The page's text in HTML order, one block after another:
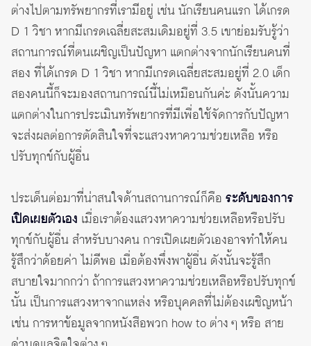
ต่างไปตามทรัพยากรที่เรามีอยู่ เช่น นักเรียนคนแรก ได้เกรด
D 1 วิชา หากมีเกรดเฉลี่ยสะสมเดิมอยู่ที่ 3.5 เขาย่อมรับรู้ว่า
สถานการณ์ที่ตนเผชิญเป็นปัญหา แตกต่างจากนักเรียนคนที่
สอง ที่ได้เกรด D 1 วิชา หากมีเกรดเฉลี่ยสะสมอยู่ที่ 2.0 เด็ก
สองคนนี้ก็จะมองสถานการณ์นี้ไม่เหมือนกันค่ะ ดังนั้นความ
แตกต่างในการประเมินทรัพยากรที่มีเพื่อใช้จัดการกับปัญหา
จะส่งผลต่อการตัดสินใจที่จะแสวงหาความช่วยเหลือ หรือ
ปรับทุกข์กับผู้อื่น
ประเด็นต่อมาที่น่าสนใจด้านสถานการณ์ก็คือ ระดับของการ
เปิดเผยตัวเอง เมื่อเราต้องแสวงหาความช่วยเหลือหรือปรับ
ทุกข์กับผู้อื่น สำหรับบางคน การเปิดเผยตัวเองอาจทำให้คน
รู้สึกว่าด้อยค่า ไม่ดีพอ เมื่อต้องพึ่งพาผู้อื่น ดังนั้นจะรู้สึก
สบายใจมากกว่า ถ้าการแสวงหาความช่วยเหลือหรือปรับทุกข์
นั้น เป็นการแสวงหาจากแหล่ง หรือบุคคลที่ไม่ต้องเผชิญหน้า
เช่น การหาข้อมูลจากหนังสือพวก how to ต่าง ๆ หรือ สาย